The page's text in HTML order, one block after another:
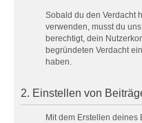
Sobald du den Verdacht
verwenden, musst du
berechtigt, dein
begründeten Verdacht
haben.
2. Einstellen von
Mit dem Erstellen deines